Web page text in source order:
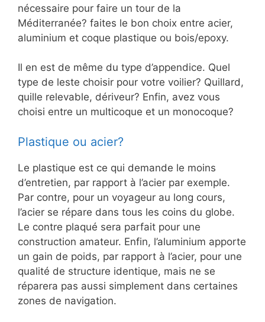
nécessaire pour faire un tour de la
Méditerranée? faites le bon choix entre acier,
aluminium et coque plastique ou bois/epoxy.
Il en est de même du type d’appendice. Quel
type de leste choisir pour votre voilier? Quillard,
quille relevable, dériveur? Enfin, avez vous
choisi entre un multicoque et un monocoque?
Plastique ou acier?
Le plastique est ce qui demande le moins
d’entretien, par rapport à l’acier par exemple.
Par contre, pour un voyageur au long cours,
l’acier se répare dans tous les coins du globe.
Le contre plaqué sera parfait pour une
construction amateur. Enfin, l’aluminium apporte
un gain de poids, par rapport à l’acier, pour une
qualité de structure identique, mais ne se
réparera pas aussi simplement dans certaines
zones de navigation.